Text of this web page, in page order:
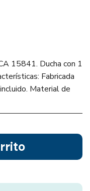
15841. Ducha con 1
Fabricada
Material de